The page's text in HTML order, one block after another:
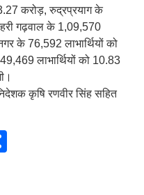
करोड़, रुद्रप्रयाग के
गढ़वाल के 1,09,570
के 76,592 लाभार्थियों को
लाभार्थियों को 10.83
कृषि रणवीर सिंह सहित